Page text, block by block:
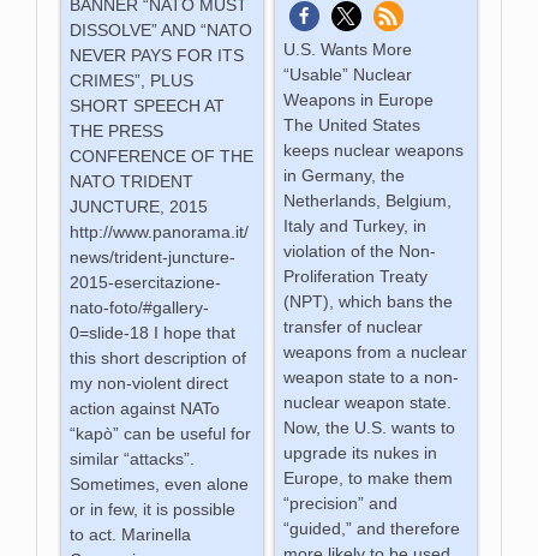
BANNER “NATO MUST
DISSOLVE” AND “NATO
NEVER PAYS FOR ITS
CRIMES”, PLUS
SHORT SPEECH AT
THE PRESS
CONFERENCE OF THE
NATO TRIDENT
JUNCTURE, 2015
http://www.panorama.it/
news/trident-juncture-
2015-esercitazione-
nato-foto/#gallery-
0=slide-18 I hope that
this short description of
my non-violent direct
action against NATo
“kapò” can be useful for
similar “attacks”.
Sometimes, even alone
or in few, it is possible
to act. Marinella
U.S. Wants More
“Usable” Nuclear
Weapons in Europe
The United States
keeps nuclear weapons
in Germany, the
Netherlands, Belgium,
Italy and Turkey, in
violation of the Non-
Proliferation Treaty
(NPT), which bans the
transfer of nuclear
weapons from a nuclear
weapon state to a non-
nuclear weapon state.
Now, the U.S. wants to
upgrade its nukes in
Europe, to make them
“precision” and
“guided,” and therefore